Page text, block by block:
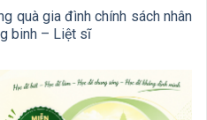
quà gia đình chính sách nhân
binh – Liệt sĩ